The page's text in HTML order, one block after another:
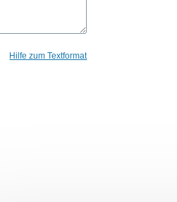
Hilfe zum Textformat